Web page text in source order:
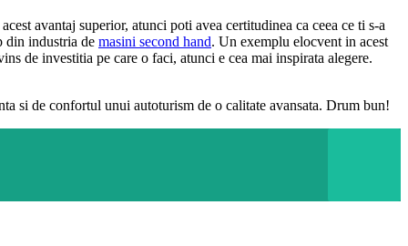
avantaj superior, atunci poti avea certitudinea ca ceea ce ti s-a
din industria de masini second hand. Un exemplu elocvent in acest
de investitia pe care o faci, atunci e cea mai inspirata alegere.
si de confortul unui autoturism de o calitate avansata. Drum bun!